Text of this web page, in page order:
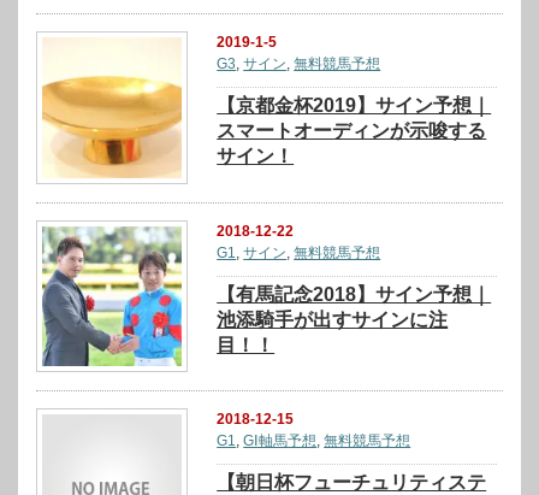
2019-1-5
G3,サイン,無料競馬予想
【京都金杯2019】サイン予想｜
スマートオーディンが示唆する
サイン！
2018-12-22
G1,サイン,無料競馬予想
【有馬記念2018】サイン予想｜
池添騎手が出すサインに注
目！！
2018-12-15
G1,GⅠ軸馬予想,無料競馬予想
【朝日杯フューチュリティステ